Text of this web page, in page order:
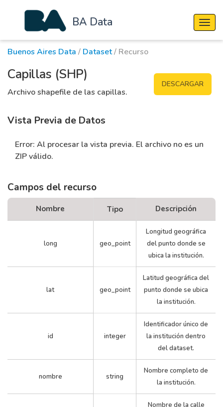
BA Data
Buenos Aires Data / Dataset/ Recurso
Capillas (SHP)
Archivo shapefile de las capillas.
DESCARGAR
Vista Previa de Datos
Error: Al procesar la vista previa. El archivo no es un
ZIP válido.
Campos del recurso
Nombre Tipo Descripción
long geo_point
Longitud geográfica
del punto donde se
ubica la institución.
lat geo_point
Latitud geográfica del
punto donde se ubica
la institución.
id integer
Identificador único de
la institución dentro
del dataset.
nombre string
Nombre completo de
la institución.
Nombre de la calle